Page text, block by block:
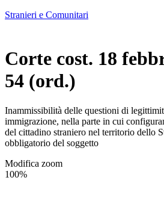
Stranieri e Comunitari
Corte cost. 18
54 (ord.)
Inammissibilità delle questioni di
immigrazione, nella parte in cui
del cittadino straniero nel territorio dello
obbligatorio del soggetto
Modifica zoom
100%